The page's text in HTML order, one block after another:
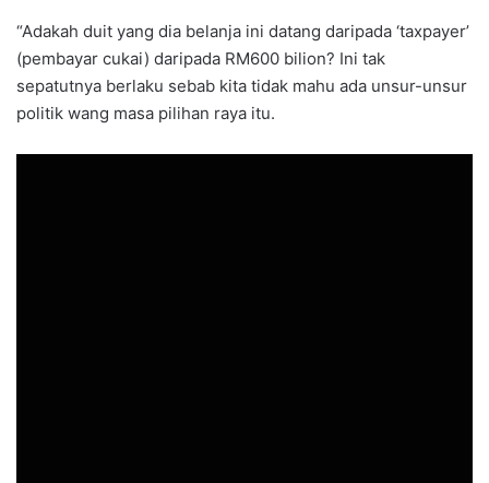
“Adakah duit yang dia belanja ini datang daripada ‘taxpayer’
(pembayar cukai) daripada RM600 bilion? Ini tak
sepatutnya berlaku sebab kita tidak mahu ada unsur-unsur
politik wang masa pilihan raya itu.